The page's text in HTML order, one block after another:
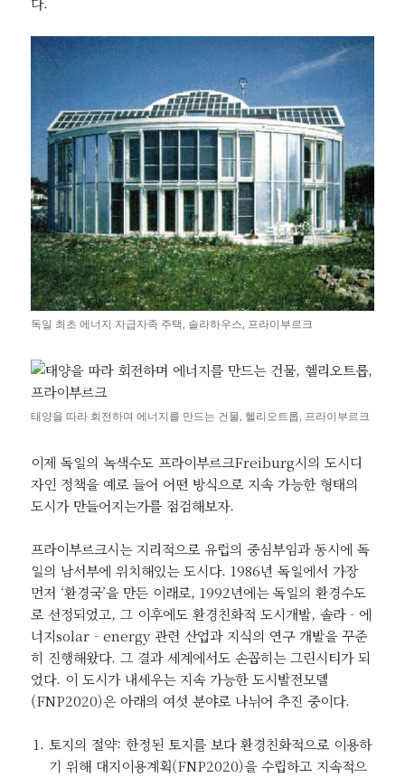
독일 최초 에너지 자급자족 주택, 솔라하우스, 프라이부르크
태양을 따라 회전하며 에너지를 만드는 건물, 헬리오트롭, 프라이부르크
이제 독일의 녹색수도 프라이부르크Freiburg시의 도시디
자인 정책을 예로 들어 어떤 방식으로 지속 가능한 형태의
도시가 만들어지는가를 점검해보자.
프라이부르크시는 지리적으로 유럽의 중심부임과 동시에 독
일의 남서부에 위치해있는 도시다. 1986년 독일에서 가장
먼저 ‘환경국’을 만든 이래로, 1992년에는 독일의 환경수도
로 선정되었고, 그 이후에도 환경친화적 도시개발, 솔라‐에
너지solar‐energy 관련 산업과 지식의 연구 개발을 꾸준
히 진행해왔다. 그 결과 세계에서도 손꼽히는 그린시티가 되
었다. 이 도시가 내세우는 지속 가능한 도시발전모델
(FNP2020)은 아래의 여섯 분야로 나뉘어 추진 중이다.
토지의 절약: 한정된 토지를 보다 환경친화적으로 이용하
기 위해 대지이용계획(FNP2020)을 수립하고 지속적으